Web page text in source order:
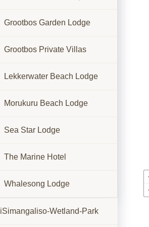
Grootbos Garden Lodge
Grootbos Private Villas
Lekkerwater Beach Lodge
Morukuru Beach Lodge
Sea Star Lodge
The Marine Hotel
Whalesong Lodge
iSimangaliso-Wetland-Park